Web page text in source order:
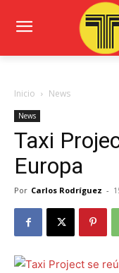
Inicio News
News
Taxi
Europa
Por Carlos Rodríguez -